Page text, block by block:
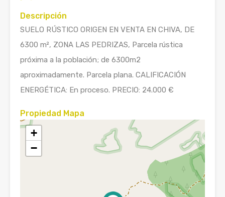
Descripción
SUELO RÚSTICO ORIGEN EN VENTA EN CHIVA, DE
6300 m², ZONA LAS PEDRIZAS, Parcela rústica
próxima a la población; de 6300m2
aproximadamente. Parcela plana. CALIFICACIÓN
ENERGÉTICA: En proceso. PRECIO: 24.000 €
Propiedad Mapa
+
−